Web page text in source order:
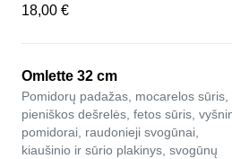
18,00 €
Omlette 32 cm
Pomidorų padažas, mocarelos sūris,
pieniškos dešrelės, fetos sūris,
pomidorai, raudonieji svogūnai,
kiaušinio ir sūrio plakinys, svogūnų